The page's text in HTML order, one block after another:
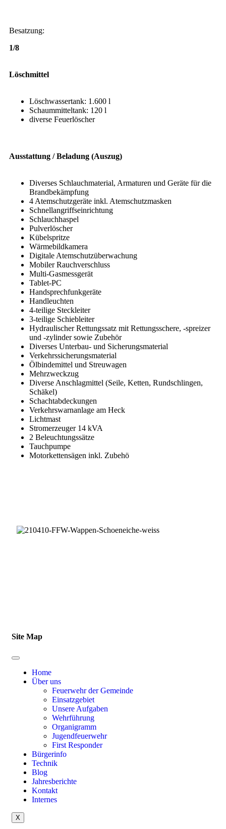
Besatzung:
1/8
Löschmittel
Löschwassertank: 1.600 l
Schaummitteltank: 120 l
diverse Feuerlöscher
Ausstattung / Beladung (Auszug)
Diverses Schlauchmaterial, Armaturen und Geräte für die
Brandbekämpfung
4 Atemschutzgeräte inkl. Atemschutzmasken
Schnellangriffseinrichtung
Schlauchhaspel
Pulverlöscher
Kübelspritze
Wärmebildkamera
Digitale Atemschutzüberwachung
Mobiler Rauchverschluss
Multi-Gasmessgerät
Tablet-PC
Handsprechfunkgeräte
Handleuchten
4-teilige Steckleiter
3-teilige Schiebleiter
Hydraulischer Rettungssatz mit Rettungsschere, -spreizer
und -zylinder sowie Zubehör
Diverses Unterbau- und Sicherungsmaterial
Verkehrssicherungsmaterial
Ölbindemittel und Streuwagen
Mehrzweckzug
Diverse Anschlagmittel (Seile, Ketten, Rundschlingen,
Schäkel)
Schachtabdeckungen
Verkehrswarnanlage am Heck
Lichtmast
Stromerzeuger 14 kVA
2 Beleuchtungssätze
Tauchpumpe
Motorkettensägen inkl. Zubehö
Site Map
Home
Über uns
Feuerwehr der Gemeinde
Einsatzgebiet
Unsere Aufgaben
Wehrführung
Organigramm
Jugendfeuerwehr
First Responder
Bürgerinfo
Technik
Blog
Jahresberichte
Kontakt
Internes
X